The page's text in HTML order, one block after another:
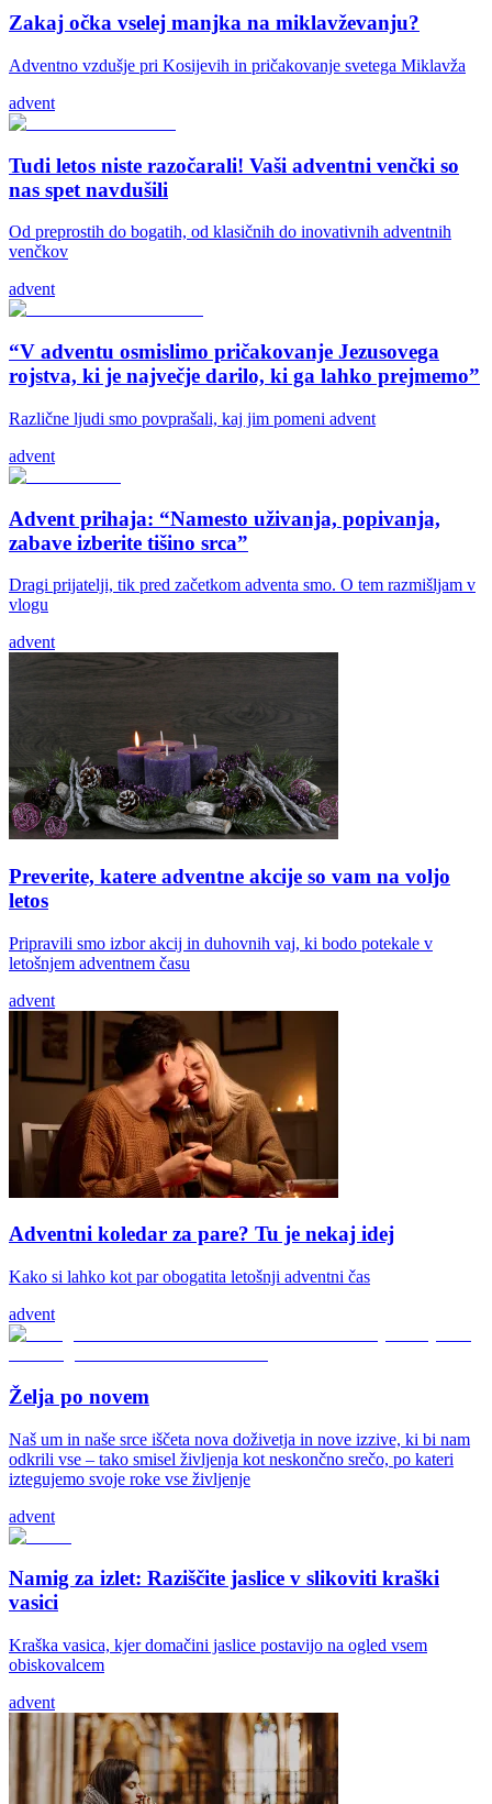
Zakaj očka vselej manjka na miklavževanju?
Adventno vzdušje pri Kosijevih in pričakovanje svetega Miklavža
advent
Tudi letos niste razočarali! Vaši adventni venčki so
nas spet navdušili
Od preprostih do bogatih, od klasičnih do inovativnih adventnih
venčkov
advent
“V adventu osmislimo pričakovanje Jezusovega
rojstva, ki je največje darilo, ki ga lahko prejmemo”
Različne ljudi smo povprašali, kaj jim pomeni advent
advent
Advent prihaja: “Namesto uživanja, popivanja,
zabave izberite tišino srca”
Dragi prijatelji, tik pred začetkom adventa smo. O tem razmišljam v
vlogu
advent
Preverite, katere adventne akcije so vam na voljo
letos
Pripravili smo izbor akcij in duhovnih vaj, ki bodo potekale v
letošnjem adventnem času
advent
Adventni koledar za pare? Tu je nekaj idej
Kako si lahko kot par obogatita letošnji adventni čas
advent
Želja po novem
Naš um in naše srce iščeta nova doživetja in nove izzive, ki bi nam
odkrili vse – tako smisel življenja kot neskončno srečo, po kateri
iztegujemo svoje roke vse življenje
advent
Namig za izlet: Raziščite jaslice v slikoviti kraški
vasici
Kraška vasica, kjer domačini jaslice postavijo na ogled vsem
obiskovalcem
advent